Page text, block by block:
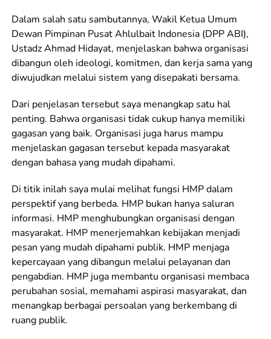
Dalam salah satu sambutannya, Wakil Ketua Umum
Dewan Pimpinan Pusat Ahlulbait Indonesia (DPP ABI),
Ustadz Ahmad Hidayat, menjelaskan bahwa organisasi
dibangun oleh ideologi, komitmen, dan kerja sama yang
diwujudkan melalui sistem yang disepakati bersama.
Dari penjelasan tersebut saya menangkap satu hal
penting. Bahwa organisasi tidak cukup hanya memiliki
gagasan yang baik. Organisasi juga harus mampu
menjelaskan gagasan tersebut kepada masyarakat
dengan bahasa yang mudah dipahami.
Di titik inilah saya mulai melihat fungsi HMP dalam
perspektif yang berbeda. HMP bukan hanya saluran
informasi. HMP menghubungkan organisasi dengan
masyarakat. HMP menerjemahkan kebijakan menjadi
pesan yang mudah dipahami publik. HMP menjaga
kepercayaan yang dibangun melalui pelayanan dan
pengabdian. HMP juga membantu organisasi membaca
perubahan sosial, memahami aspirasi masyarakat, dan
menangkap berbagai persoalan yang berkembang di
ruang publik.